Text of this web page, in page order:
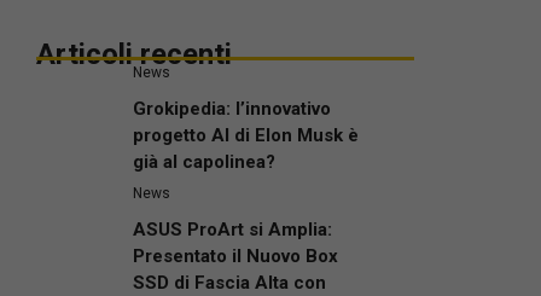
Articoli recenti
News
Grokipedia: l’innovativo
progetto AI di Elon Musk è
già al capolinea?
News
ASUS ProArt si Amplia:
Presentato il Nuovo Box
SSD di Fascia Alta con